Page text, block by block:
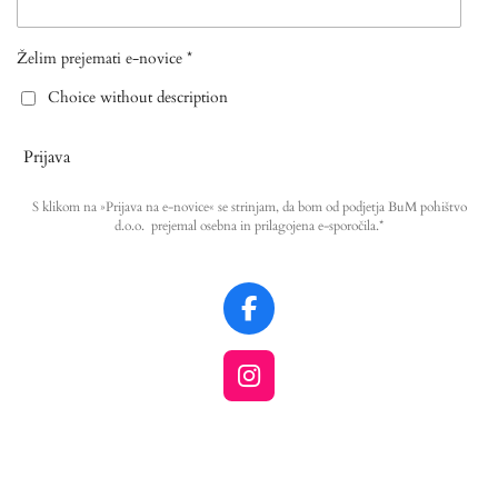
Želim prejemati e-novice *
Choice without description
Prijava
S klikom na »Prijava na e-novice« se strinjam, da bom od podjetja BuM pohištvo
d.o.o. prejemal osebna in prilagojena e-sporočila.*
F
a
c
e
I
n